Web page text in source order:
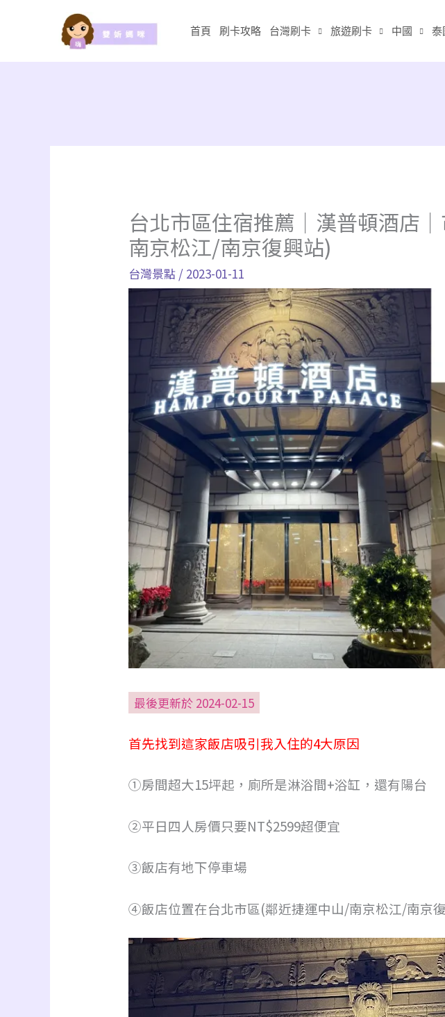
首頁 刷卡攻略 台灣刷卡 旅遊刷卡 中國 泰
台北市區住宿推薦｜漢普頓酒店
南京松江/南京復興站)
台灣景點 / 2023-01-11
最後更新於 2024-02-15
首先找到這家飯店吸引我入住的4大原因
①房間超大15坪起，廁所是淋浴間+浴缸，還有陽台
②平日四人房價只要NT$2599超便宜
③飯店有地下停車場
④飯店位置在台北市區(鄰近捷運中山/南京松江/南京